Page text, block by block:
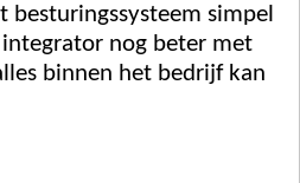
besturingssysteem simpel
nog beter met
binnen het bedrijf kan